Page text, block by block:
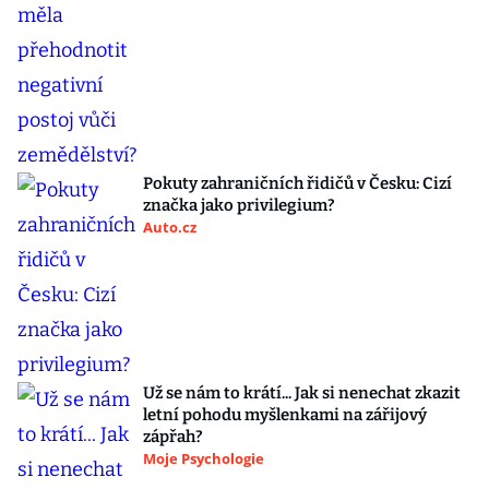
Pokuty zahraničních řidičů v Česku: Cizí
značka jako privilegium?
Auto.cz
Už se nám to krátí... Jak si nenechat zkazit
letní pohodu myšlenkami na zářijový
zápřah?
Moje Psychologie